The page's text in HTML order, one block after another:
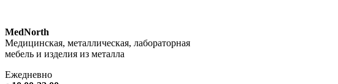
MedNorth
Медицинская, металлическая, лабораторная
мебель и изделия из металла
Ежедневно